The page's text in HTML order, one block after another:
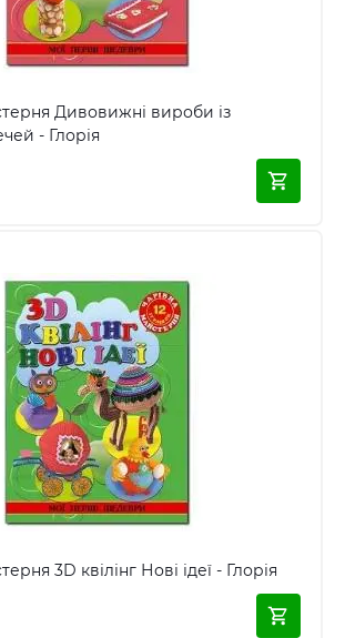
Дивовижні вироби із
- Глорія
3D квілінг Нові ідеї - Глорія